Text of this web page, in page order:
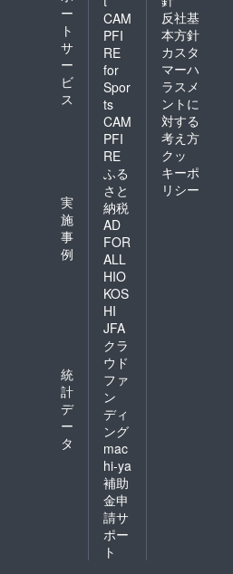
ー
ト
サ
ー
ビ
ス
実
施
事
例
統
計
デ
ー
タ
CAM
PFI
RE
for
Spor
ts
CAM
PFI
RE
ふる
さと
納税
AD
FOR
ALL
HIO
KOS
HI
JFA
クラ
ウド
ファ
ン
ディ
ング
mac
hi-ya
補助
金申
請サ
ポー
ト
反社基
本方針
カスタ
マーハ
ラスメ
ントに
対する
考え方
クッ
キーポ
リシー